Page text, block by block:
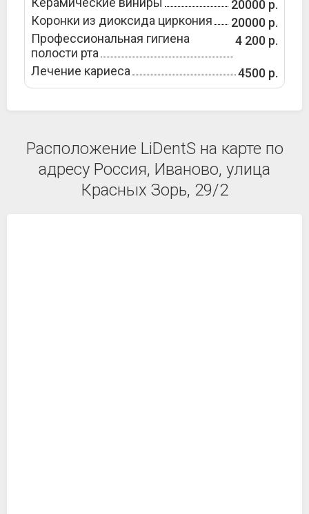
20000 р.
Коронки из диоксида циркония
20000 р.
Профессиональная гигиена
полости рта
4 200 р.
Лечение кариеса 4500 р.
Расположение LiDentS на карте по
адресу Россия, Иваново, улица
Красных Зорь, 29/2